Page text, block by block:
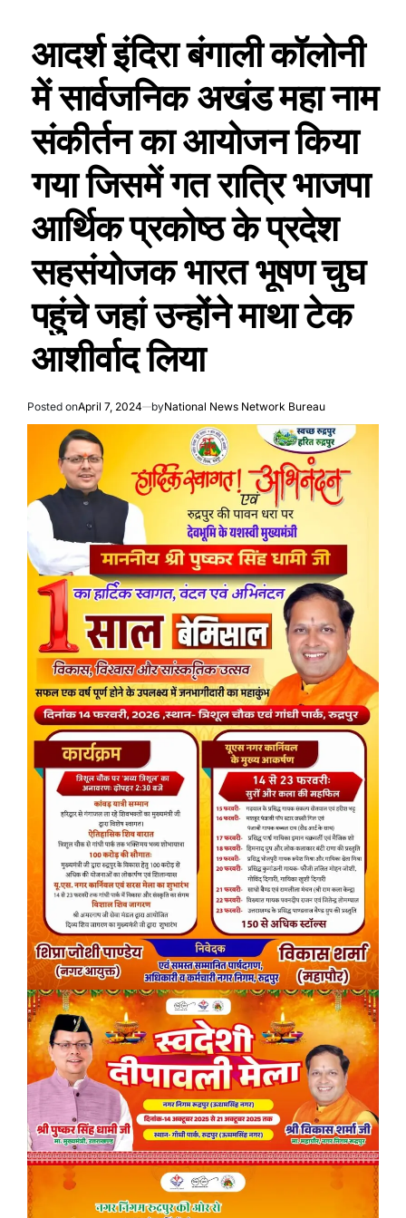
आदर्श इंदिरा बंगाली कॉलोनी
में सार्वजनिक अखंड महा नाम
संकीर्तन का आयोजन किया
गया जिसमें गत रात्रि भाजपा
आर्थिक प्रकोष्ठ के प्रदेश
सहसंयोजक भारत भूषण चुघ
पहुंचे जहां उन्होंने माथा टेक
आशीर्वाद लिया
Posted onApril 7, 2024 byNational News Network Bureau